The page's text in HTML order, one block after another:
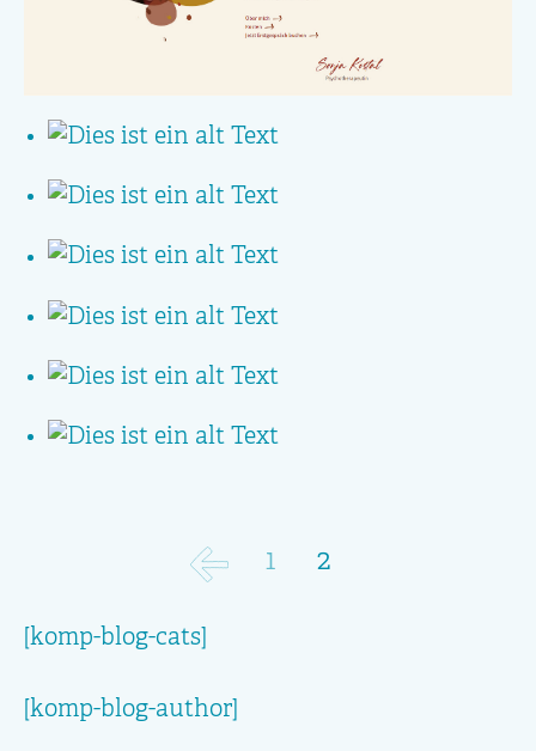
1 2
[komp-blog-cats]
[komp-blog-author]